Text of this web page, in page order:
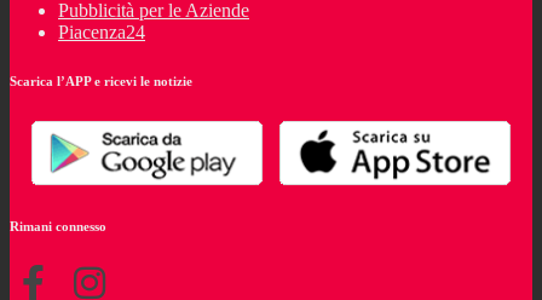
Pubblicità per le Aziende
Piacenza24
Scarica l’APP e ricevi le notizie
Rimani connesso